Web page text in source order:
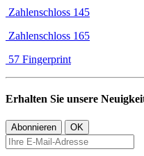
Zahlenschloss 145
Zahlenschloss 165
57 Fingerprint
Erhalten Sie unsere